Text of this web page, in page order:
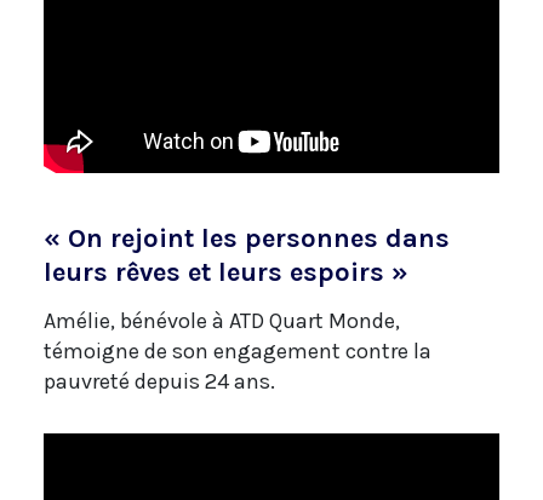
« On rejoint les personnes dans
leurs rêves et leurs espoirs »
Amélie, bénévole à ATD Quart Monde,
témoigne de son engagement contre la
pauvreté depuis 24 ans.